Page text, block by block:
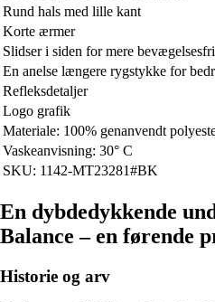
Rund hals med lille kant
Korte ærmer
Slidser i siden for mere
En anelse længere rygstykke for
Refleksdetaljer
Logo grafik
Materiale: 100% genanvendt
Vaskeanvisning: 30° C
SKU: 1142-MT23281#BK
En dybdedykkende
Balance – en førende
Historie og arv